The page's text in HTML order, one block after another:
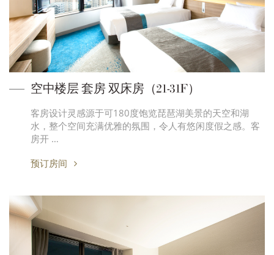
空中楼层 套房 双床房（21-31F）
客房设计灵感源于可180度饱览琵琶湖美景的天空和湖
水，整个空间充满优雅的氛围，令人有悠闲度假之感。客
房开 …
预订房间